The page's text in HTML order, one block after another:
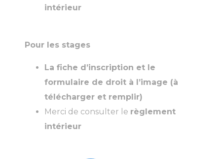
intérieur
Pour les stages
La fiche d’inscription et le
formulaire de droit à l’image (à
télécharger et remplir)
Merci de consulter le règlement
intérieur